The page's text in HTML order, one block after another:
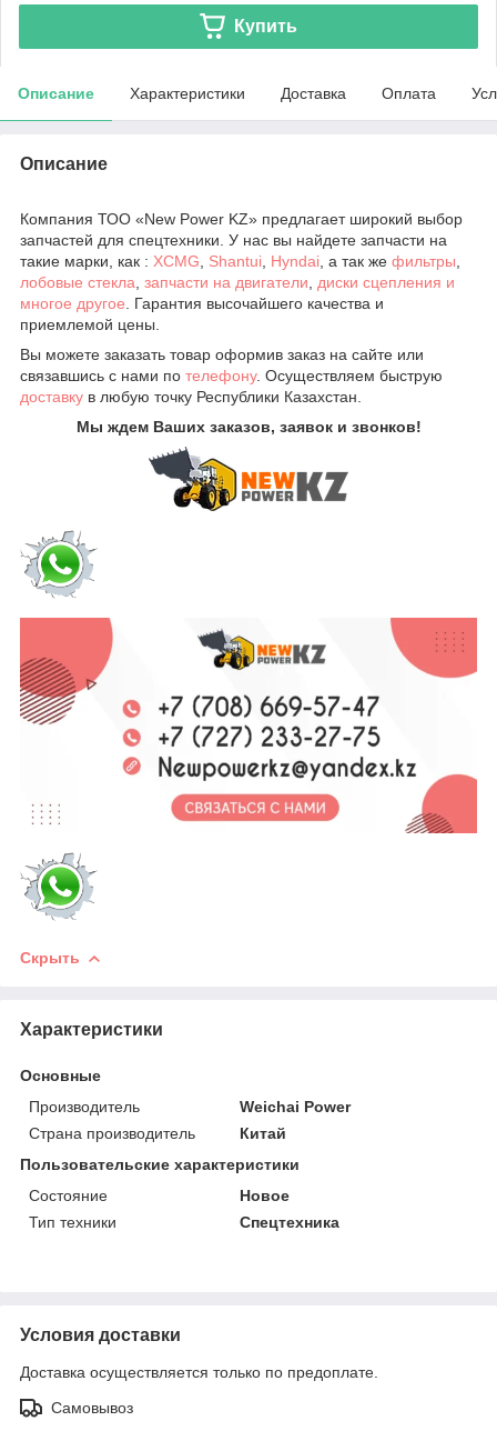
Купить
Описание Характеристики Доставка Оплата
Описание
Компания ТОО «New Power KZ» предлагает широкий выбор
запчастей для спецтехники. У нас вы найдете запчасти на
такие марки, как : XCMG, Shantui, Hyndai, а так же фильтры,
лобовые стекла, запчасти на двигатели, диски сцепления и
многое другое. Гарантия высочайшего качества и
приемлемой цены.
Вы можете заказать товар оформив заказ на сайте или
связавшись с нами по телефону. Осуществляем быструю
доставку в любую точку Республики Казахстан.
Мы ждем Ваших заказов, заявок и звонков!
Скрыть
Характеристики
Основные
Производитель
Weichai Power
Страна производитель
Китай
Пользовательские характеристики
Состояние
Новое
Тип техники
Спецтехника
Условия доставки
Доставка осуществляется только по предоплате.
Самовывоз